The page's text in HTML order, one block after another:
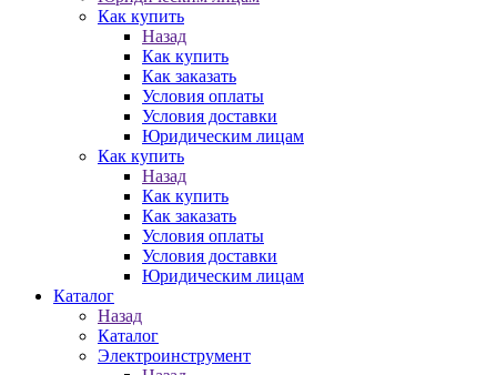
Как купить
Назад
Как купить
Как заказать
Условия оплаты
Условия доставки
Юридическим лицам
Как купить
Назад
Как купить
Как заказать
Условия оплаты
Условия доставки
Юридическим лицам
Каталог
Назад
Каталог
Электроинструмент